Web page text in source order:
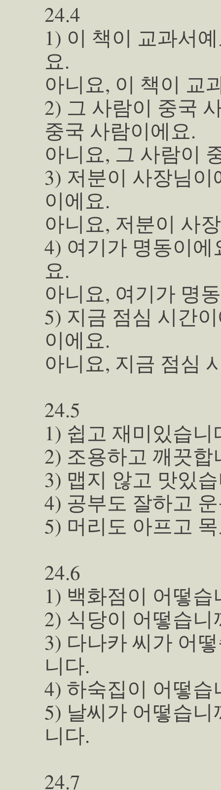
24.4
1) 이 책이 교과서
요.
아니요, 이 책이 교
2) 그 사람이 중국
중국 사람이에요.
아니요, 그 사람이
3) 저분이 사장님
이에요.
아니요, 저분이 사
4) 여기가 명동이
요.
아니요, 여기가 명
5) 지금 점심 시간
이에요.
아니요, 지금 점심
24.5
1) 쉽고 재미있습니
2) 조용하고 깨끗합
3) 맵지 않고 맛있
4) 공부도 잘하고
5) 머리도 아프고
24.6
1) 백화점이 어떻
2) 식당이 어떻습
3) 다나카 씨가 어
니다.
4) 하숙집이 어떻
5) 날씨가 어떻습
니다.
24.7